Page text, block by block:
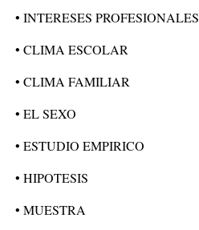
• INTERESES PROFESIONALES
• CLIMA ESCOLAR
• CLIMA FAMILIAR
• EL SEXO
• ESTUDIO EMPIRICO
• HIPOTESIS
• MUESTRA